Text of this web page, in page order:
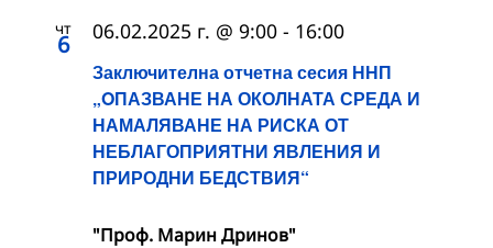
чт
6
Заключителна отчетна сесия ННП
„OПАЗВАНЕ НА ОКОЛНАТА СРЕДА И
НАМАЛЯВАНЕ НА РИСКА ОТ
НЕБЛАГОПРИЯТНИ ЯВЛЕНИЯ И
ПРИРОДНИ БЕДСТВИЯ“
06.02.2025 г. @ 9:00 - 16:00
"Проф. Марин Дринов"